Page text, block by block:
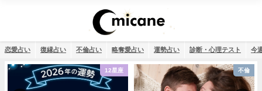
恋愛占い 復縁占い 不倫占い 略奪愛占い 運勢占い 診断・心理テスト 今
12星座 不倫